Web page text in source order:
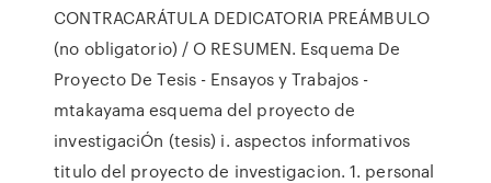
CONTRACARÁTULA DEDICATORIA PREÁMBULO
(no obligatorio) / O RESUMEN. Esquema De
Proyecto De Tesis - Ensayos y Trabajos -
mtakayama esquema del proyecto de
investigaciÓn (tesis) i. aspectos informativos
titulo del proyecto de investigacion. 1. personal